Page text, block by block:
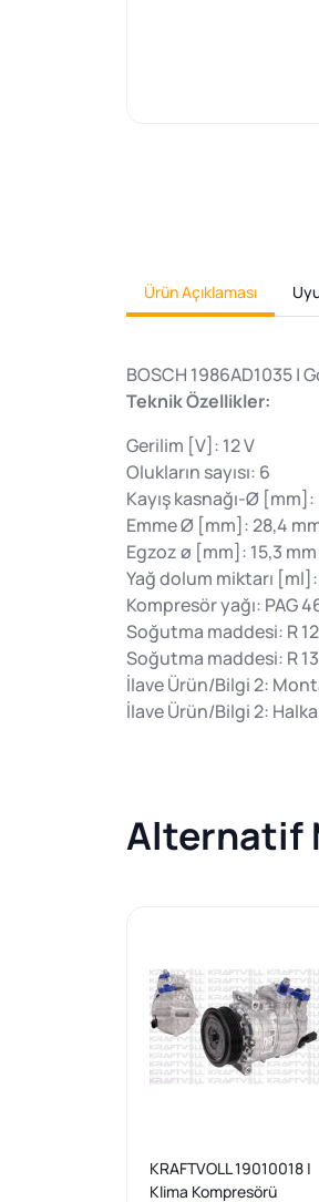
Ürün Açıklaması
BOSCH 1986AD1035
Teknik Özellikler:
Gerilim [V]: 12 V
Olukların sayısı: 6
Kayış kasnağı-Ø [mm]:
Emme Ø [mm]: 28,4
Egzoz ø [mm]: 15,3 mm
Yağ dolum miktarı [ml]:
Kompresör yağı: PAG
Soğutma maddesi: R
Soğutma maddesi: R
İlave Ürün/Bilgi 2:
İlave Ürün/Bilgi 2:
Alternatif
KRAFTVOLL 19010018 |
Klima Kompresörü